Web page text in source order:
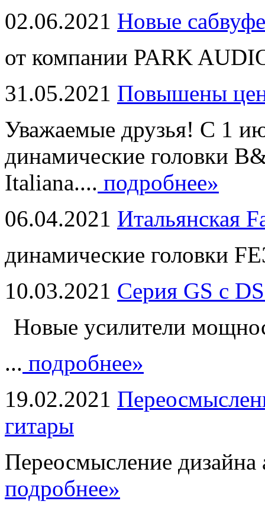
02.06.2021 Новые
от компании PARK
31.05.2021 Повышены
Уважаемые друзья! С 1
динамические головки
Italiana.... подробнее»
06.04.2021 Итальянская
динамические головки
10.03.2021 Серия GS с
Новые усилители
... подробнее»
19.02.2021
гитары
Переосмысление дизайна
подробнее»